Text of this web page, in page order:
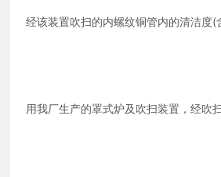
经该装置吹扫的内螺纹铜管内的清洁度(
用我厂生产的罩式炉及吹扫装置，经吹